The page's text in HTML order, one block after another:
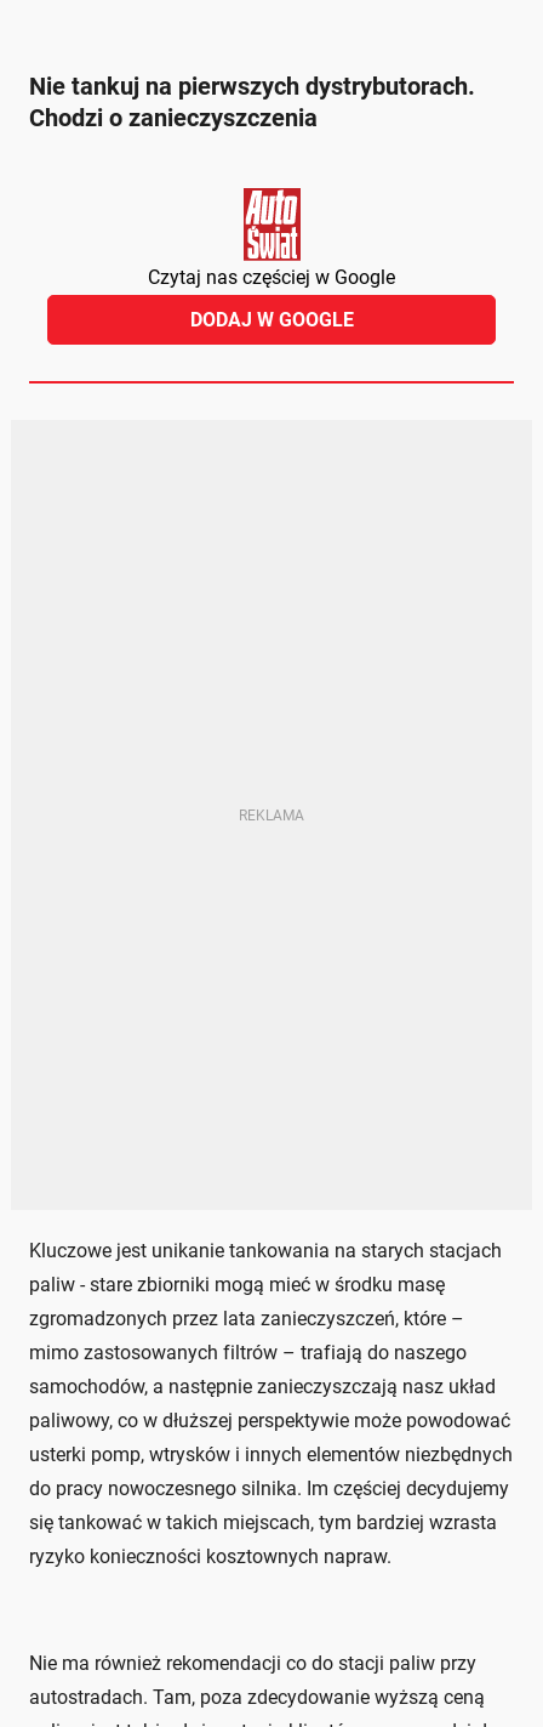
Nie tankuj na pierwszych dystrybutorach.
Chodzi o zanieczyszczenia
Czytaj nas częściej w Google
DODAJ W GOOGLE
Kluczowe jest unikanie tankowania na starych stacjach
paliw - stare zbiorniki mogą mieć w środku masę
zgromadzonych przez lata zanieczyszczeń, które –
mimo zastosowanych filtrów – trafiają do naszego
samochodów, a następnie zanieczyszczają nasz układ
paliwowy, co w dłuższej perspektywie może powodować
usterki pomp, wtrysków i innych elementów niezbędnych
do pracy nowoczesnego silnika. Im częściej decydujemy
się tankować w takich miejscach, tym bardziej wzrasta
ryzyko konieczności kosztownych napraw.
Nie ma również rekomendacji co do stacji paliw przy
autostradach. Tam, poza zdecydowanie wyższą ceną